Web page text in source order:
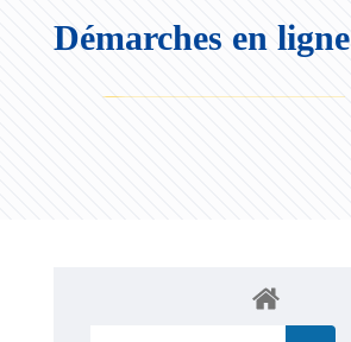
Démarches en ligne